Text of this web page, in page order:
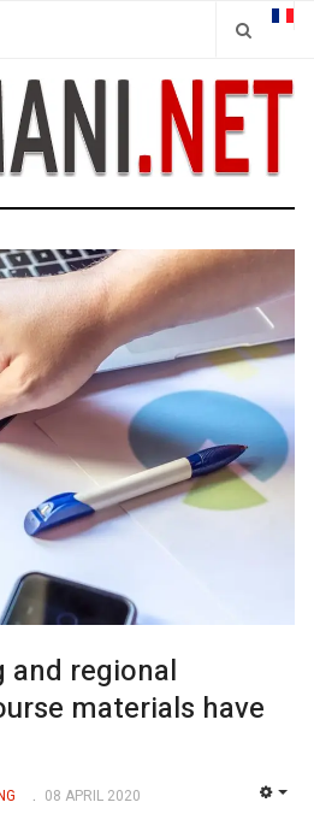
and regional
materials have
08 APRIL 2020